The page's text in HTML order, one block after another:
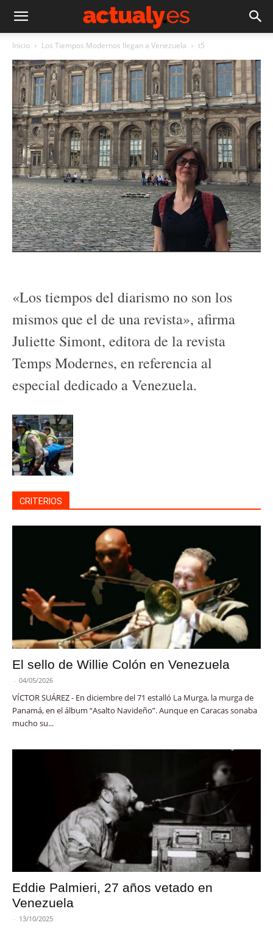
Inicio Los Tiempos Modernos llegan a Venezuela t5
«Los tiempos del diarismo no son los
mismos que el de una revista», afirma
Juliette Simont, editora de la revista
Temps Modernes, en referencia al
especial dedicado a Venezuela.
CRITERIOS
El sello de Willie Colón en Venezuela
- 04/05/2026
VÍCTOR SUÁREZ - En diciembre del 71 estalló La Murga, la murga de
Panamá, en el álbum “Asalto Navideño”. Aunque en Caracas sonaba
mucho su...
Eddie Palmieri, 27 años vetado en
Venezuela
- 13/10/2025